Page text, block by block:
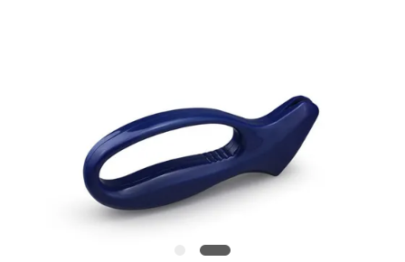
SITEMAP
PRIVACY